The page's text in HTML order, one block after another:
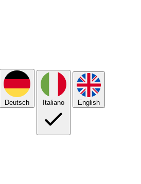
Deutsch Italiano English